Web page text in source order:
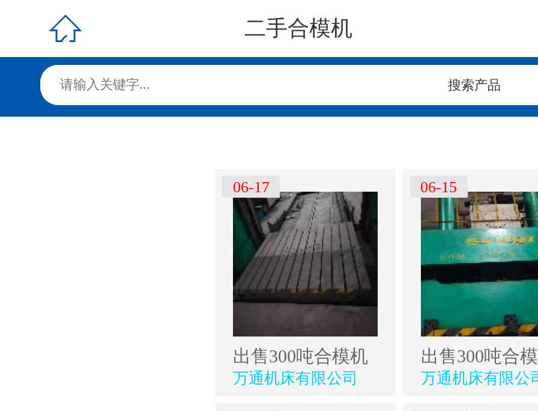
 二手合模机
06-17
出售300吨合模机
万通机床有限公司
06-15
出售300吨合
万通机床有限公